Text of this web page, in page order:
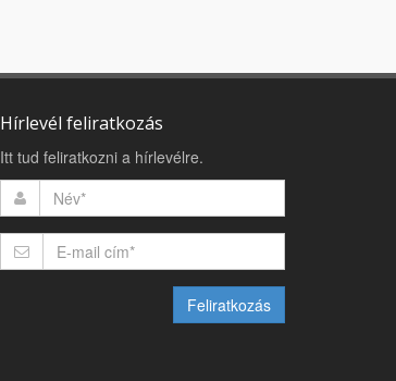
Hírlevél feliratkozás
Itt tud feliratkozni a hírlevélre.
Feliratkozás